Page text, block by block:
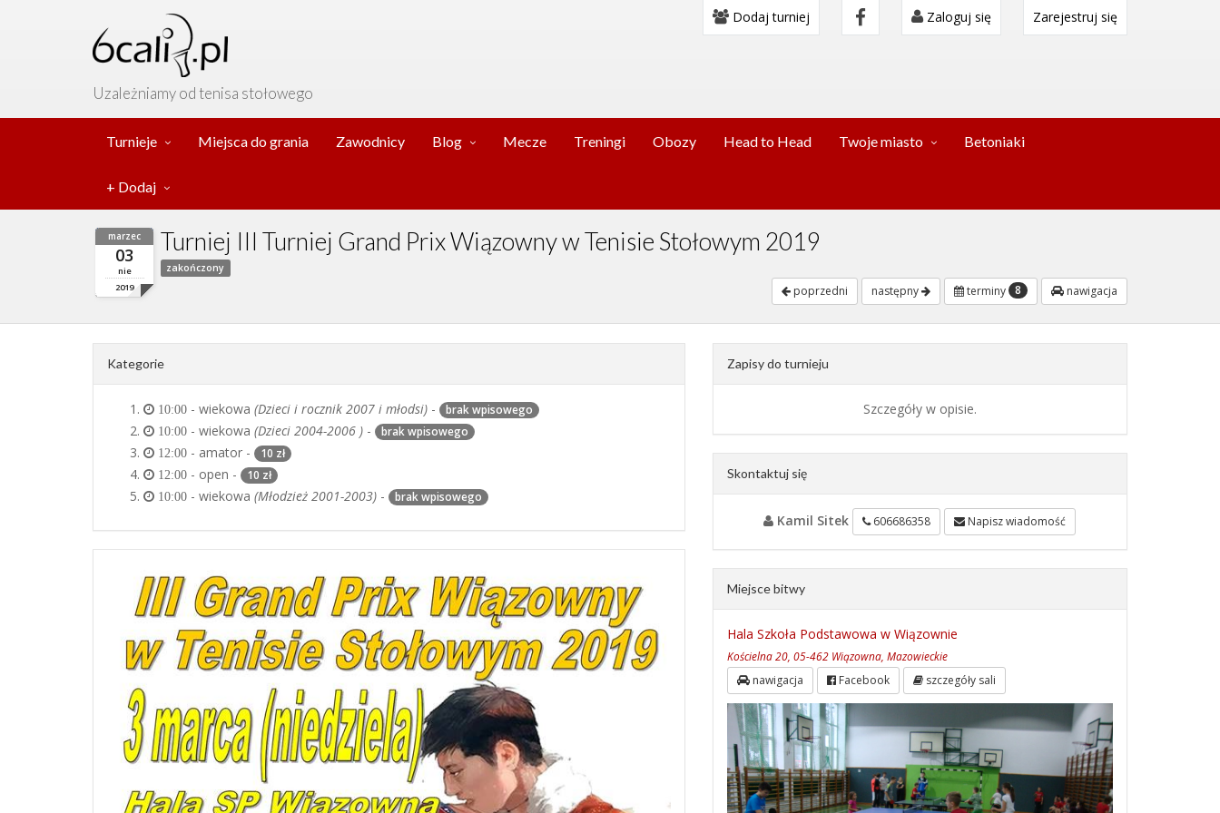
Uzależniamy od tenisa stołowego
Dodaj turniej Zaloguj się Zarejestruj się
Turnieje Miejsca do grania Zawodnicy Blog Mecze Treningi Obozy Head to Head Twoje miasto Betoniaki
+ Dodaj
marzec
03
nie
2019
Turniej III Turniej Grand Prix Wiązowny w Tenisie Stołowym 2019
zakończony
poprzedni następny terminy 8 nawigacja
Kategorie
10:00 - wiekowa (Dzieci i rocznik 2007 i młodsi) - brak wpisowego
10:00 - wiekowa (Dzieci 2004-2006 ) - brak wpisowego
12:00 - amator - 10 zł
12:00 - open - 10 zł
10:00 - wiekowa (Młodzież 2001-2003) - brak wpisowego
Zapisy do turnieju
Szczegóły w opisie.
Skontaktuj się
Kamil Sitek 606686358 Napisz wiadomość
Miejsce bitwy
Hala Szkoła Podstawowa w Wiązownie
Kościelna 20, 05-462 Wiązowna, Mazowieckie
nawigacja Facebook szczegóły sali